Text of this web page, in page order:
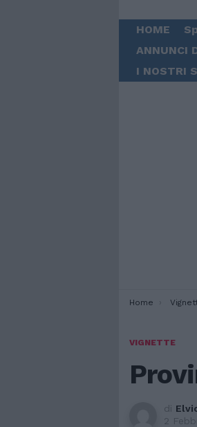
HOME
ANNUNCI
I NOSTRI
You are here:
Home
VIGNETTE
di
2